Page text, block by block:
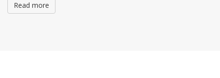
Read more